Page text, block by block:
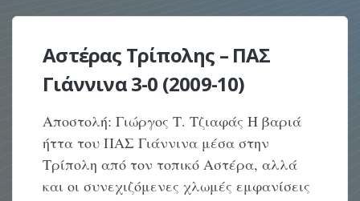
Αστέρας Τρίπολης – ΠΑΣ
Γιάννινα 3-0 (2009-10)
Αποστολή: Γιώργος Τ. Τζιαφάς Η βαριά
ήττα του ΠΑΣ Γιάννινα μέσα στην
Τρίπολη από τον τοπικό Αστέρα, αλλά
και οι συνεχιζόμενες χλωμές εμφανίσεις